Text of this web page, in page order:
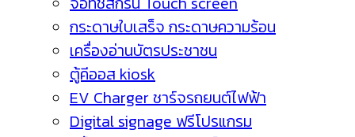
กระดาษใบเสร็จ กระดาษความร้อน
เครื่องอ่านบัตรประชาชน
ตู้คีออส kiosk
EV Charger ชาร์จรถยนต์ไฟฟ้า
Digital signage ฟรีโปรแกรม